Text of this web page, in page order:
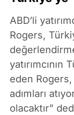
ABD’li
Rogers,
eden
adımları
olacaktır”